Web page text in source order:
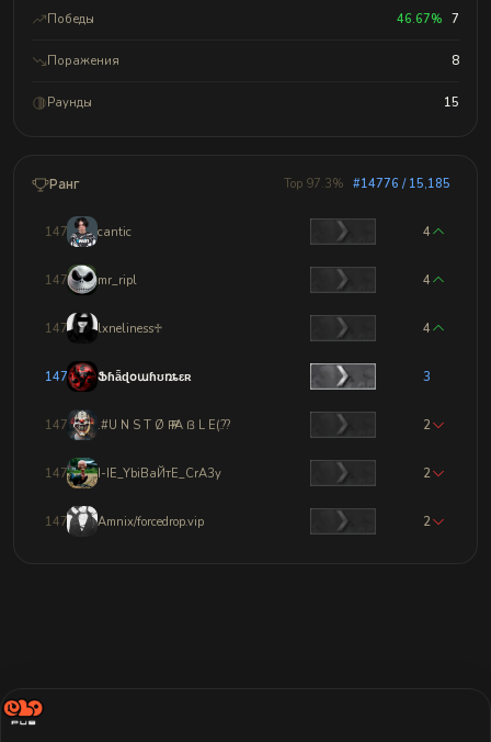
Победы 46.67% 7
Поражения 8
Раунды 15
Ранг Top 97.3% #14776 / 15,185
14773 cantic 4
14774 mr_ripl 4
14775 lxneliness♱ 4
14776 Ֆɦǟɖօաɦʊռȶɛʀ 3
14777 .#U N S T Ø Ҏ Ҏ A ẞ L E(.?? 2
14778 I-IE_YbiBaЙтЕ_CrA3y 2
14779 Amnix/forcedrop.vip 2